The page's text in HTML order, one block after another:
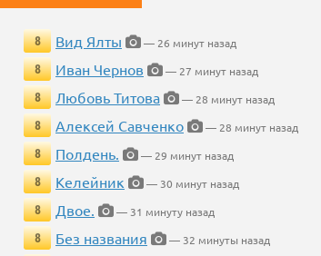
8 Вид Ялты
— 26 минут назад
8
Иван Чернов
— 27 минут назад
8
Любовь Титова
— 28 минут назад
8
Алексей Савченко
— 28 минут назад
8
Полдень.
— 29 минут назад
8
Келейник
— 30 минут назад
8
Двое.
— 31 минуту назад
8
Без названия
— 32 минуты назад